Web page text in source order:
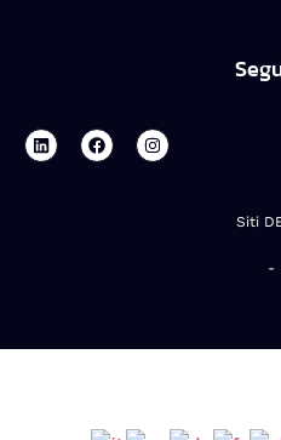
Siti
-